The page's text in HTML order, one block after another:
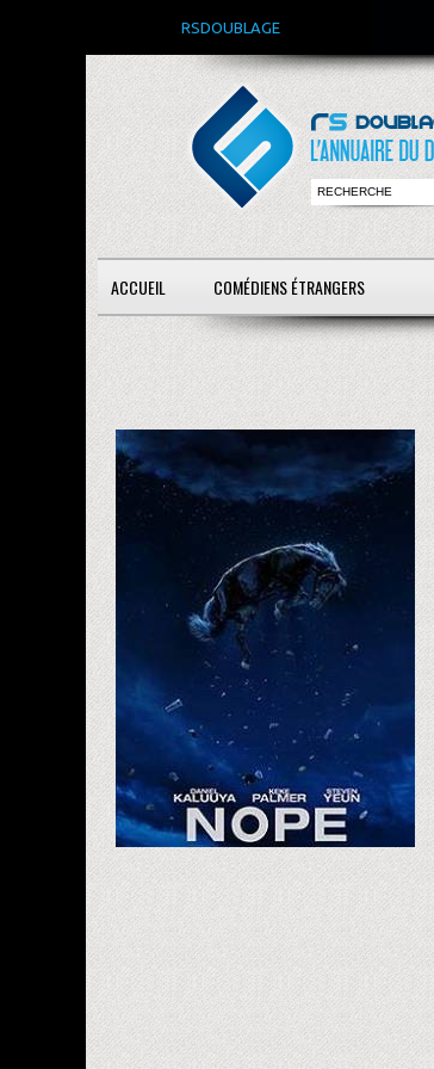
RSDOUBLAGE
ACCUEIL COMÉDIENS ÉTRANGERS